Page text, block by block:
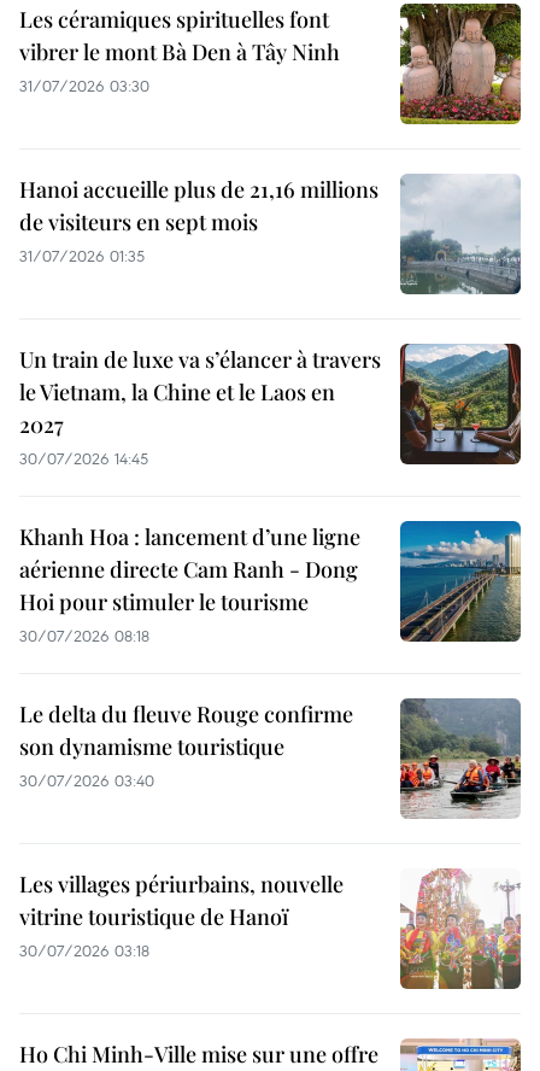
Les céramiques spirituelles font
vibrer le mont Bà Den à Tây Ninh
31/07/2026 03:30
Hanoi accueille plus de 21,16 millions
de visiteurs en sept mois ​
31/07/2026 01:35
Un train de luxe va s’élancer à travers
le Vietnam, la Chine et le Laos en
2027
30/07/2026 14:45
Khanh Hoa : lancement d’une ligne
aérienne directe Cam Ranh - Dong
Hoi pour stimuler le tourisme
30/07/2026 08:18
Le delta du fleuve Rouge confirme
son dynamisme touristique
30/07/2026 03:40
Les villages périurbains, nouvelle
vitrine touristique de Hanoï
30/07/2026 03:18
Ho Chi Minh-Ville mise sur une offre